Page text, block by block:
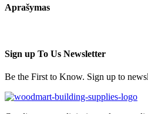
Aprašymas
Sign up To Us Newsletter
Be the First to Know. Sign up to